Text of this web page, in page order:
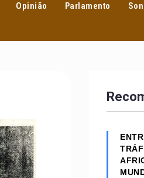
Opinião Parlamento